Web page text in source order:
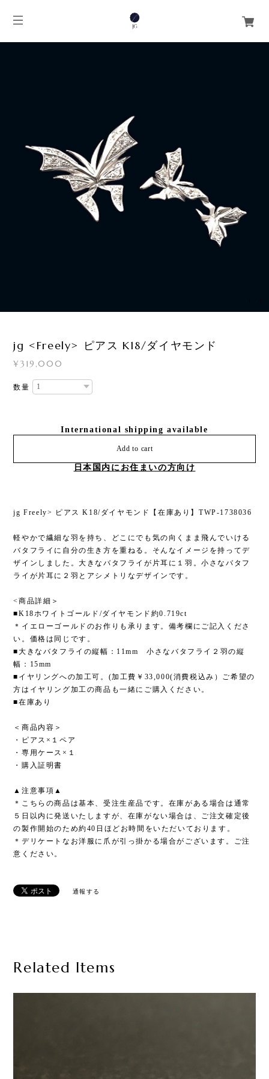
jg <Freely> ピアス K18/ダイヤモンド
¥319,000
数量
International shipping available
Add to cart
日本国内にお住まいの方向け
jg Freely> ピアス K18/ダイヤモンド【在庫あり】TWP-1738036
軽やかで繊細な羽を持ち、どこにでも気の向くまま飛んでいける
バタフライに自分の生き方を重ねる。そんなイメージを持ってデ
ザインしました。大きなバタフライが片耳に１羽。小さなバタフ
ライが片耳に２羽とアシメトリなデザインです。
<商品詳細＞
■K18ホワイトゴールド/ダイヤモンド約0.719ct
＊イエローゴールドのお作りも承ります。備考欄にご記入くださ
い。価格は同じです。
■大きなバタフライの縦幅：11mm 小さなバタフライ２羽の縦
幅：15mm
■イヤリングへの加工可。(加工費￥33,000(消費税込み）ご希望の
方はイヤリング加工の商品も一緒にご購入ください。
■在庫あり
＜商品内容＞
・ピアス×１ペア
・専用ケース×１
・購入証明書
▲注意事項▲
＊こちらの商品は基本、受注生産品です。在庫がある場合は通常
５日以内に発送いたしますが、在庫がない場合は、ご注文確定後
の製作開始のため約40日ほどお時間をいただいております。
＊デリケートなお洋服に爪が引っ掛かる場合がございます。ご注
意ください。
通報する
Related Items